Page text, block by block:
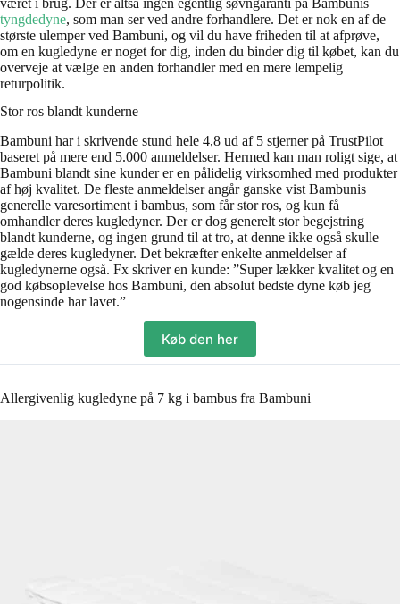
været i brug. Der er altså ingen egentlig søvngaranti på Bambunis
tyngdedyne, som man ser ved andre forhandlere. Det er nok en af de
største ulemper ved Bambuni, og vil du have friheden til at afprøve,
om en kugledyne er noget for dig, inden du binder dig til købet, kan du
overveje at vælge en anden forhandler med en mere lempelig
returpolitik.
Stor ros blandt kunderne
Bambuni har i skrivende stund hele 4,8 ud af 5 stjerner på TrustPilot
baseret på mere end 5.000 anmeldelser. Hermed kan man roligt sige, at
Bambuni blandt sine kunder er en pålidelig virksomhed med produkter
af høj kvalitet. De fleste anmeldelser angår ganske vist Bambunis
generelle varesortiment i bambus, som får stor ros, og kun få
omhandler deres kugledyner. Der er dog generelt stor begejstring
blandt kunderne, og ingen grund til at tro, at denne ikke også skulle
gælde deres kugledyner. Det bekræfter enkelte anmeldelser af
kugledynerne også. Fx skriver en kunde: ”Super lækker kvalitet og en
god købsoplevelse hos Bambuni, den absolut bedste dyne køb jeg
nogensinde har lavet.”
Køb den her
Allergivenlig kugledyne på 7 kg i bambus fra Bambuni